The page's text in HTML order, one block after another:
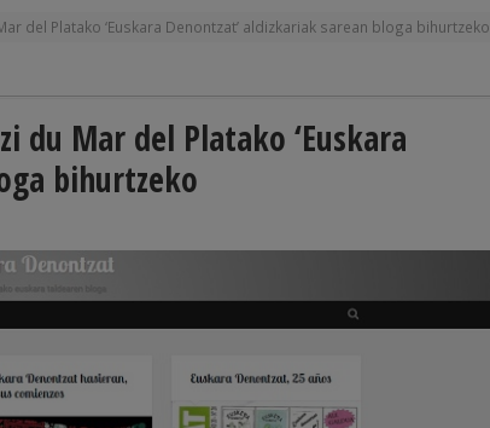
del Platako ‘Euskara Denontzat’ aldizkariak sarean bloga bihurtzeko
du Mar del Platako ‘Euskara
bihurtzeko